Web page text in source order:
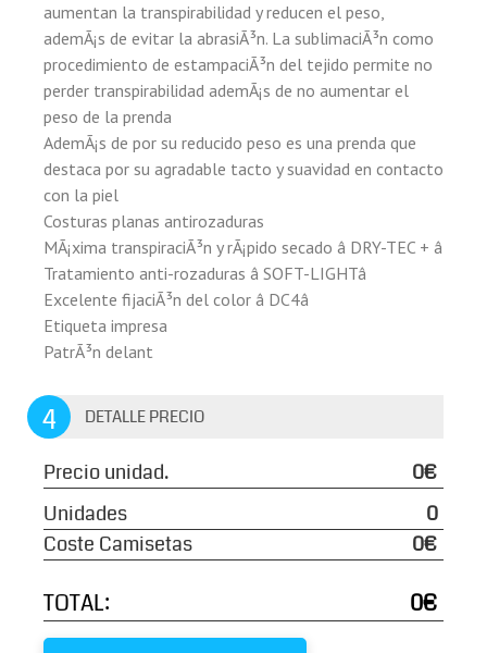
aumentan la transpirabilidad y reducen el peso,
ademÃ¡s de evitar la abrasiÃ³n. La sublimaciÃ³n como
procedimiento de estampaciÃ³n del tejido permite no
perder transpirabilidad ademÃ¡s de no aumentar el
peso de la prenda
AdemÃ¡s de por su reducido peso es una prenda que
destaca por su agradable tacto y suavidad en contacto
con la piel
Costuras planas antirozaduras
MÃ¡xima transpiraciÃ³n y rÃ¡pido secado â DRY-TEC + â
Tratamiento anti-rozaduras â SOFT-LIGHTâ
Excelente fijaciÃ³n del color â DC4â
Etiqueta impresa
PatrÃ³n delant
4 DETALLE PRECIO
Precio unidad.
0€
Unidades
0
Coste Camisetas
0€
TOTAL: 0€